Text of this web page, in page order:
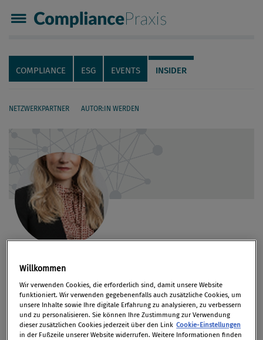
Compliance Praxis
Servicenavigation
Navigation
COMPLIANCE ESG EVENTS INSIDER
NETZWERKPARTNER AUTOR:IN WERDEN
Mag. Catherine Hofmann-
Jabbari
Willkommen
Wir verwenden Cookies, die erforderlich sind, damit unsere Website
funktioniert. Wir verwenden gegebenenfalls auch zusätzliche Cookies, um
unsere Inhalte sowie Ihre digitale Erfahrung zu analysieren, zu verbessern
und zu personalisieren. Sie können Ihre Zustimmung zur Verwendung
dieser zusätzlichen Cookies jederzeit über den Link Cookie-Einstellungen
in der Fußzeile unserer Website widerrufen. Weitere Informationen finden